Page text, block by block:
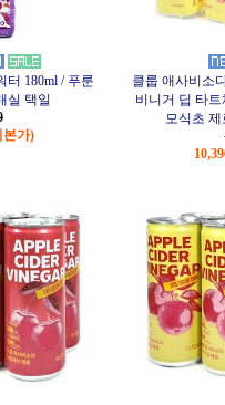
터 180ml / 푸룬
실 택일
본가)
클룹 애사비소
비니거 딥 타트
모식초